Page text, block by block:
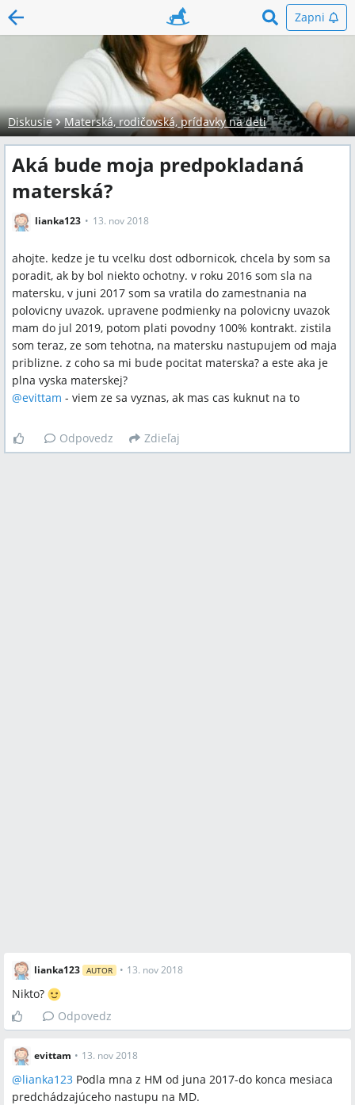
Zapni
Diskusie Materská, rodičovská, prídavky na deti
Aká bude moja predpokladaná
materská?
lianka123 13. nov 2018
ahojte. kedze je tu vcelku dost odbornicok, chcela by som sa
poradit, ak by bol niekto ochotny. v roku 2016 som sla na
matersku, v juni 2017 som sa vratila do zamestnania na
polovicny uvazok. upravene podmienky na polovicny uvazok
mam do jul 2019, potom plati povodny 100% kontrakt. zistila
som teraz, ze som tehotna, na matersku nastupujem od maja
priblizne. z coho sa mi bude pocitat materska? a este aka je
plna vyska materskej?
@evittam - viem ze sa vyznas, ak mas cas kuknut na to
Odpovedz Zdieľaj
lianka123 AUTOR • 13. nov 2018
Nikto?
Odpovedz
evittam • 13. nov 2018
@lianka123 Podla mna z HM od juna 2017-do konca mesiaca
predchádzajúceho nastupu na MD.